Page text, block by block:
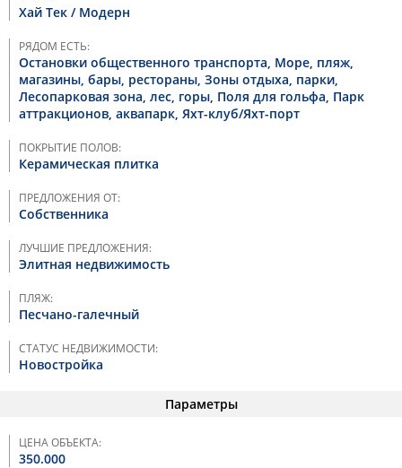
Хай Тек / Модерн
РЯДОМ ЕСТЬ:
Остановки общественного транспорта, Море, пляж,
магазины, бары, рестораны, Зоны отдыха, парки,
Лесопарковая зона, лес, горы, Поля для гольфа, Парк
аттракционов, аквапарк, Яхт-клуб/Яхт-порт
ПОКРЫТИЕ ПОЛОВ:
Керамическая плитка
ПРЕДЛОЖЕНИЯ ОТ:
Собственника
ЛУЧШИЕ ПРЕДЛОЖЕНИЯ:
Элитная недвижимость
ПЛЯЖ:
Песчано-галечный
СТАТУС НЕДВИЖИМОСТИ:
Новостройка
Параметры
ЦЕНА ОБЪЕКТА:
350.000